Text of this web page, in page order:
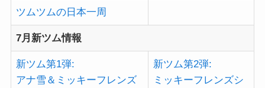
ツムツムの日本一周
7月新ツム情報
新ツム第1弾:
アナ雪＆ミッキーフレンズ
新ツム第2弾:
ミッキーフレンズシ